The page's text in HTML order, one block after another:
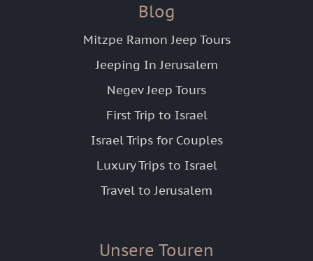
Blog
Mitzpe Ramon Jeep Tours
Jeeping In Jerusalem
Negev Jeep Tours
First Trip to Israel
Israel Trips for Couples
Luxury Trips to Israel
Travel to Jerusalem
Unsere Touren